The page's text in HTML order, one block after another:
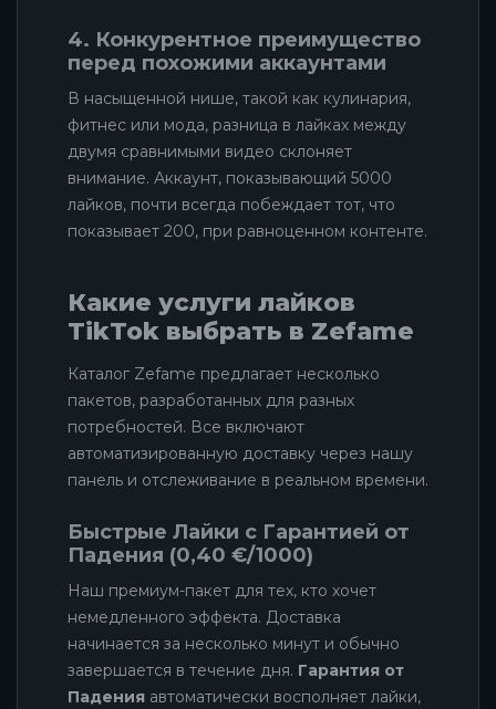
4. Конкурентное преимущество
перед похожими аккаунтами
В насыщенной нише, такой как кулинария,
фитнес или мода, разница в лайках между
двумя сравнимыми видео склоняет
внимание. Аккаунт, показывающий 5000
лайков, почти всегда побеждает тот, что
показывает 200, при равноценном контенте.
Какие услуги лайков
TikTok выбрать в Zefame
Каталог Zefame предлагает несколько
пакетов, разработанных для разных
потребностей. Все включают
автоматизированную доставку через нашу
панель и отслеживание в реальном времени.
Быстрые Лайки с Гарантией от
Падения (0,40 €/1000)
Наш премиум-пакет для тех, кто хочет
немедленного эффекта. Доставка
начинается за несколько минут и обычно
завершается в течение дня. Гарантия от
Падения автоматически восполняет лайки,